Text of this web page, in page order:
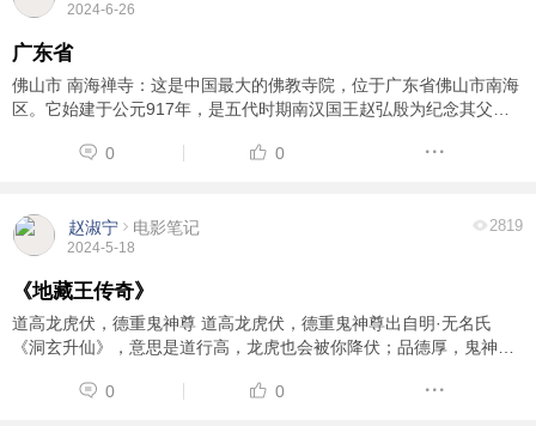
2024-6-26
广东省
佛山市 南海禅寺：这是中国最大的佛教寺院，位于广东省佛山市南海
区。它始建于公元917年，是五代时期南汉国王赵弘殷为纪念其父亲
的是世界上最大的卧佛像，长达41米，高达10 ...
0 0
赵淑宁 电影笔记
2024-5-18
2819
《地藏王传奇》
道高龙虎伏，德重鬼神尊 道高龙虎伏，德重鬼神尊出自明·无名氏
《洞玄升仙》，意思是道行高，龙虎也会被你降伏；品德厚，鬼神也
0
0